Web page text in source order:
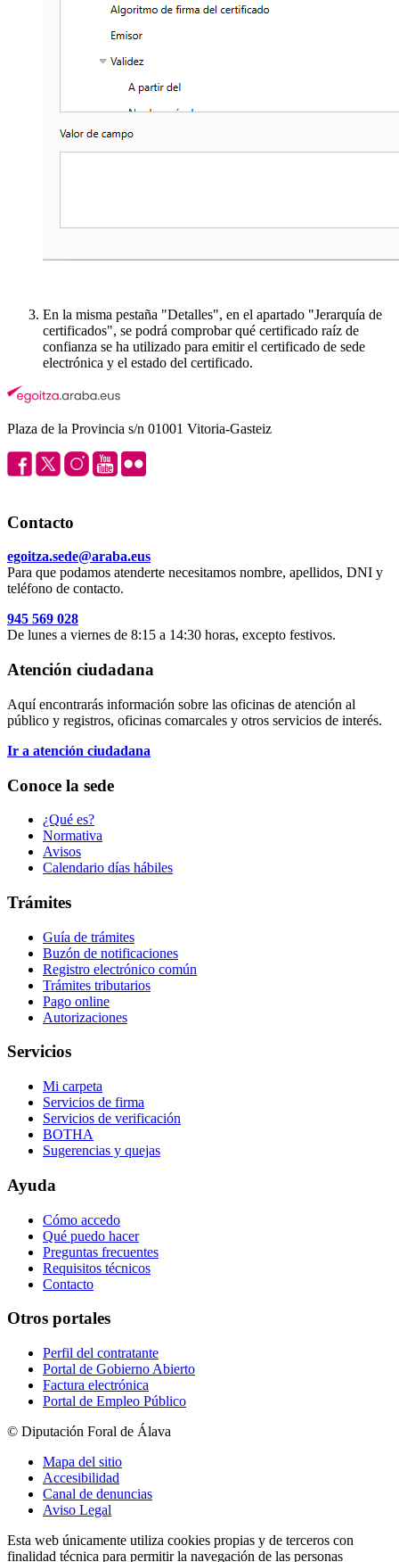
En la misma pestaña "Detalles", en el apartado "Jerarquía de
certificados", se podrá comprobar qué certificado raíz de
confianza se ha utilizado para emitir el certificado de sede
electrónica y el estado del certificado.
Plaza de la Provincia s/n 01001 Vitoria-Gasteiz
Contacto
egoitza.sede@araba.eus
Para que podamos atenderte necesitamos nombre, apellidos, DNI y
teléfono de contacto.
945 569 028
De lunes a viernes de 8:15 a 14:30 horas, excepto festivos.
Atención ciudadana
Aquí encontrarás información sobre las oficinas de atención al
público y registros, oficinas comarcales y otros servicios de interés.
Ir a atención ciudadana
Conoce la sede
¿Qué es?
Normativa
Avisos
Calendario días hábiles
Trámites
Guía de trámites
Buzón de notificaciones
Registro electrónico común
Trámites tributarios
Pago online
Autorizaciones
Servicios
Mi carpeta
Servicios de firma
Servicios de verificación
BOTHA
Sugerencias y quejas
Ayuda
Cómo accedo
Qué puedo hacer
Preguntas frecuentes
Requisitos técnicos
Contacto
Otros portales
Perfil del contratante
Portal de Gobierno Abierto
Factura electrónica
Portal de Empleo Público
© Diputación Foral de Álava
Mapa del sitio
Accesibilidad
Canal de denuncias
Aviso Legal
Esta web únicamente utiliza cookies propias y de terceros con
finalidad técnica para permitir la navegación de las personas